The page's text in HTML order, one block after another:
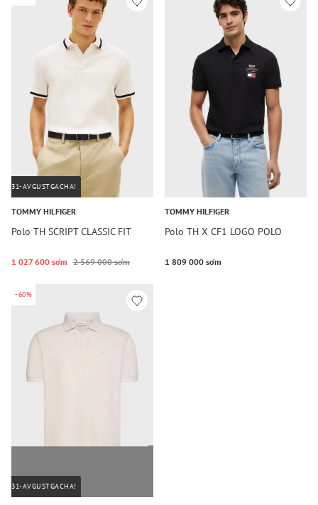
31-AVGUSTGACHA!
TOMMY HILFIGER
Polo TH SCRIPT CLASSIC FIT
1 027 600 so‘m 2 569 000 so‘m
TOMMY HILFIGER
Polo TH X CF1 LOGO POLO
1 809 000 so‘m
-60%
31-AVGUSTGACHA!